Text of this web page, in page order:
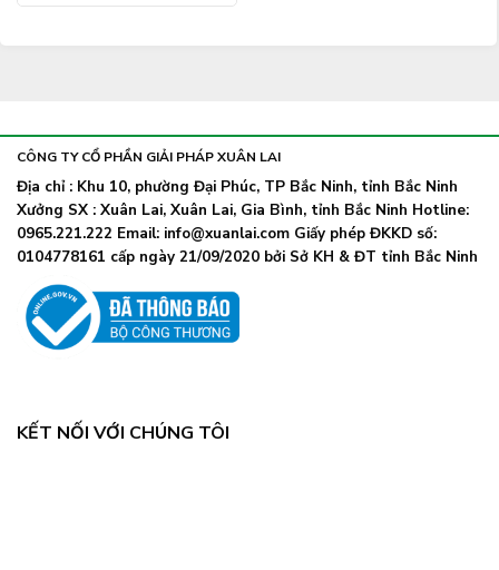
CÔNG TY CỔ PHẦN GIẢI PHÁP XUÂN LAI
Địa chỉ : Khu 10, phường Đại Phúc, TP Bắc Ninh, tỉnh Bắc Ninh
Xưởng SX : Xuân Lai, Xuân Lai, Gia Bình, tỉnh Bắc Ninh Hotline:
0965.221.222 Email: info@xuanlai.com Giấy phép ĐKKD số:
0104778161 cấp ngày 21/09/2020 bởi Sở KH & ĐT tỉnh Bắc Ninh
KẾT NỐI VỚI CHÚNG TÔI